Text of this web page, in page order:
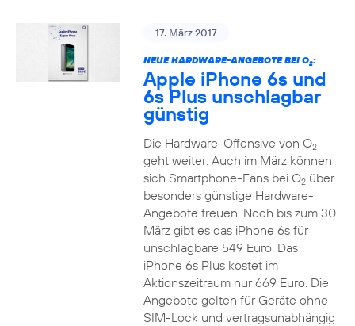
17. März 2017
NEUE HARDWARE-ANGEBOTE BEI O2:
Apple iPhone 6s und
6s Plus unschlagbar
günstig
Die Hardware-Offensive von O2
geht weiter: Auch im März können
sich Smartphone-Fans bei O2über
besonders günstige Hardware-
Angebote freuen. Noch bis zum 30.
März gibt es das iPhone 6s für
unschlagbare 549 Euro. Das
iPhone 6s Plus kostet im
Aktionszeitraum nur 669 Euro. Die
Angebote gelten für Geräte ohne
SIM-Lock und vertragsunabhängig